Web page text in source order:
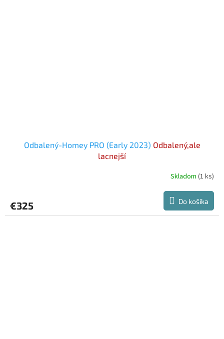
Odbalený-Homey PRO (Early 2023) Odbalený,ale
lacnejší
Skladom (1 ks)
€325 Do košíka